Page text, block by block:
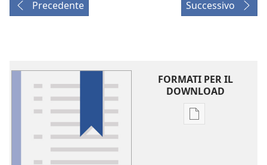
Precedente Successivo
FORMATI PER IL
DOWNLOAD
Opzioni